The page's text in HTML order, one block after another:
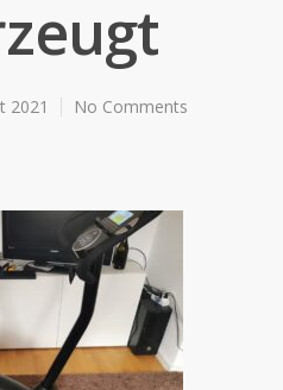
2021 No Comments